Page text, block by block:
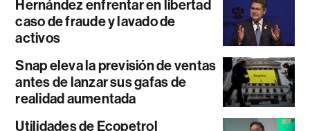
Hernández enfrentar en libertad
caso de fraude y lavado de
activos
Snap eleva la previsión de ventas
antes de lanzar sus gafas de
realidad aumentada
Utilidades de Ecopetrol